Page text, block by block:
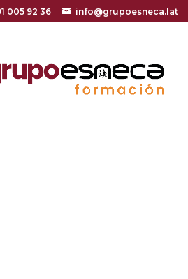
005 92 36 info@grupoesneca.lat